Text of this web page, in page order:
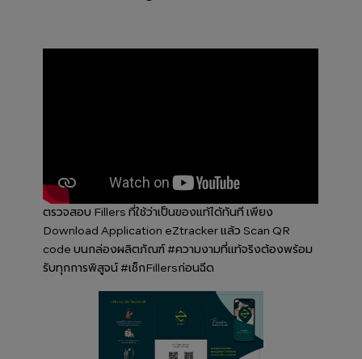
ตรวจสอบ Fillers ที่ใช้ว่าเป็นของแท้ได้ทันที เพียง
Download Application eZtracker แล้ว Scan QR
code บนกล่องผลิตภัณฑ์ #ความงามที่แท้จริงต้องพร้อม
รับทุกการพิสูจน์ #เช็กFillersก่อนฉีด